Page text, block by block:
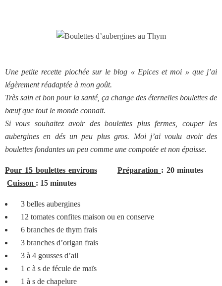
Une petite recette piochée sur le blog « Epices et moi » que j’ai
légèrement réadaptée à mon goût.
Très sain et bon pour la santé, ça change des éternelles boulettes de
bœuf que tout le monde connait.
Si vous souhaitez avoir des boulettes plus fermes, couper les
aubergines en dés un peu plus gros. Moi j’ai voulu avoir des
boulettes fondantes un peu comme une compotée et non épaisse.
Pour 15 boulettes environs Préparation : 20 minutes
Cuisson : 15 minutes
3 belles aubergines
12 tomates confites maison ou en conserve
6 branches de thym frais
3 branches d’origan frais
3 à 4 gousses d’ail
1 c à s de fécule de maïs
1 à s de chapelure